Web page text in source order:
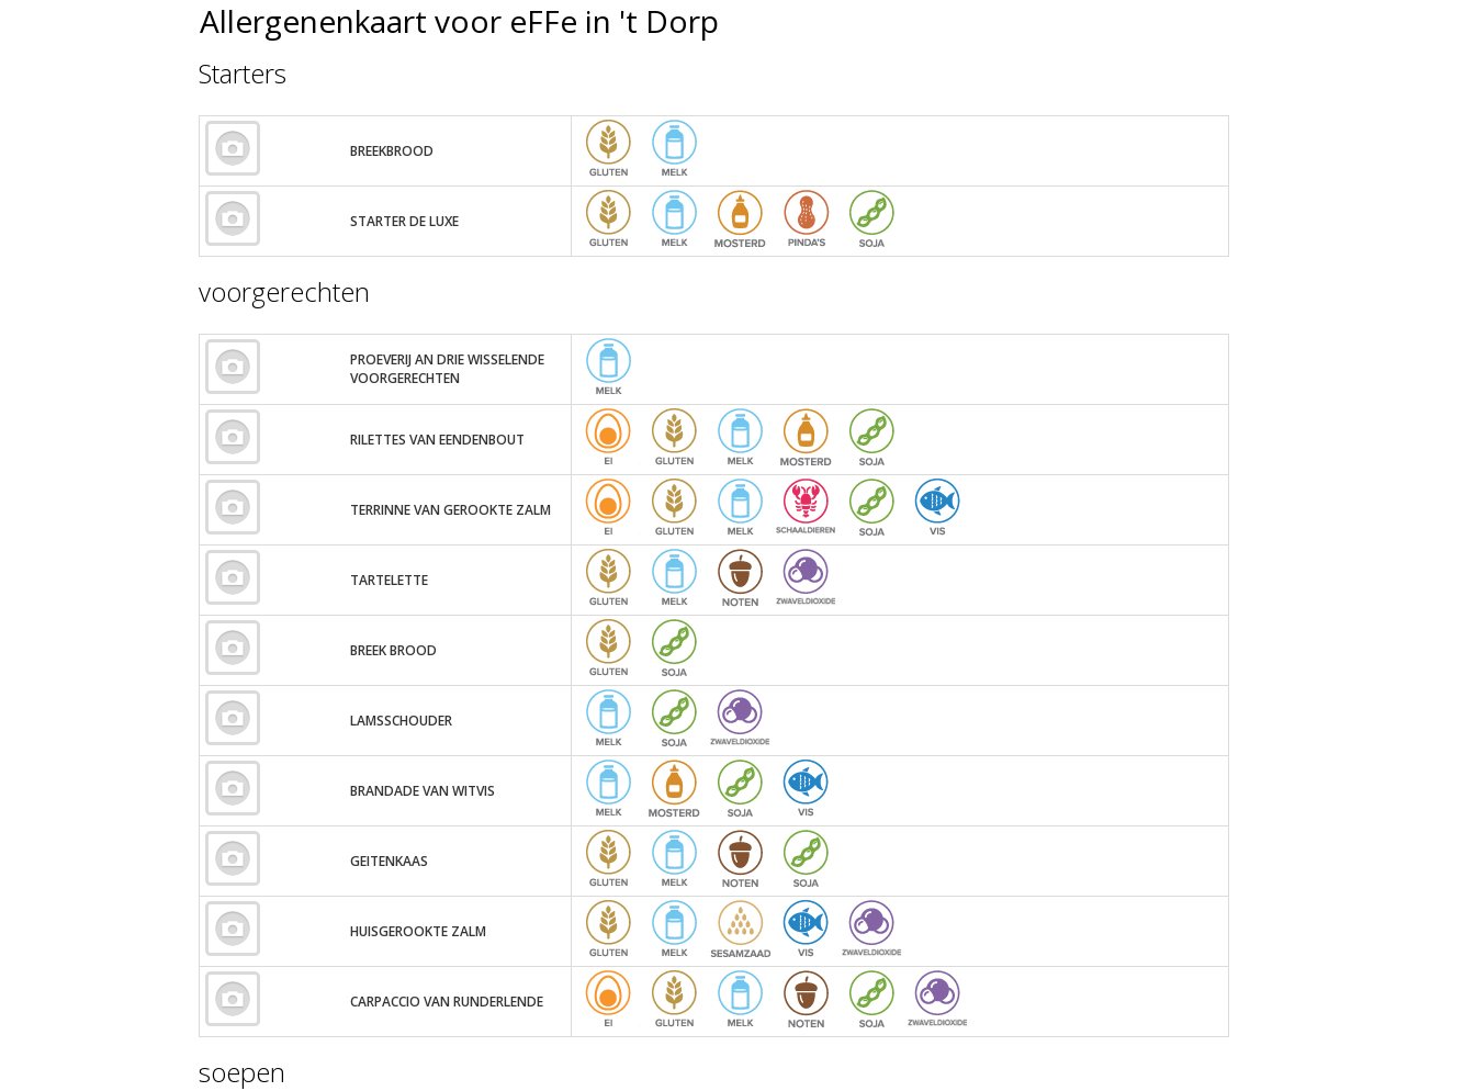
Allergenenkaart voor eFFe in 't Dorp
Starters
BREEKBROOD
STARTER DE LUXE
voorgerechten
PROEVERIJ AN DRIE WISSELENDE
VOORGERECHTEN
RILETTES VAN EENDENBOUT
TERRINNE VAN GEROOKTE ZALM
TARTELETTE
BREEK BROOD
LAMSSCHOUDER
BRANDADE VAN WITVIS
GEITENKAAS
HUISGEROOKTE ZALM
CARPACCIO VAN RUNDERLENDE
soepen